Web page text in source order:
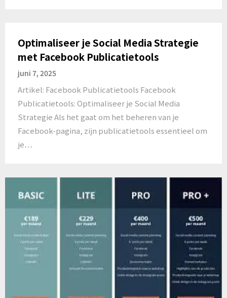
Optimaliseer je Social Media Strategie
met Facebook Publicatietools
juni 7, 2025
Artikel: Facebook Publicatietools Facebook
Publicatietools: Optimaliseer je Social Media
Strategie Als het gaat om het beheren van je
Facebook-pagina, zijn publicatietools essentieel om
je…